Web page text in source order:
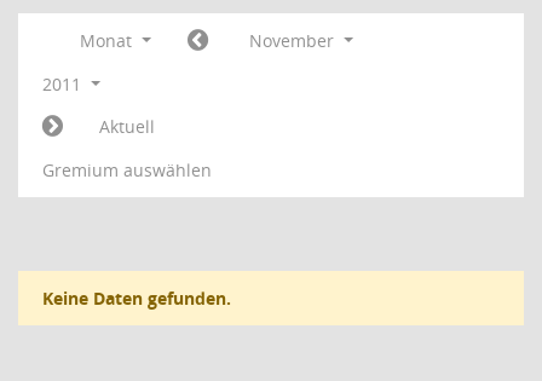
Monat
November
2011
Aktuell
Gremium auswählen
Keine Daten gefunden.